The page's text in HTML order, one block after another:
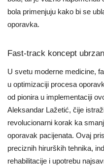
bola primenjuju kako bi se
oporavka.
Fast-track koncept
U svetu moderne medicine,
u optimizaciji procesa
od pionira u implementaciji
Aleksandar Lažetić, čije
revolucionarni korak ka
oporavak pacijenata. Ovaj
preciznih hirurških tehnika,
rehabilitacije i upotrebu